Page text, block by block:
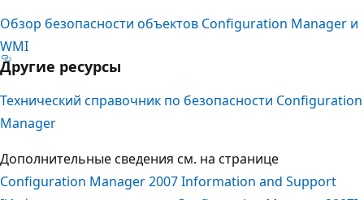
Обзор безопасности объектов Configuration Manager и
WMI
Другие ресурсы
Технический справочник по безопасности Configuration
Manager
Дополнительные сведения см. на странице
Configuration Manager 2007 Information and Support